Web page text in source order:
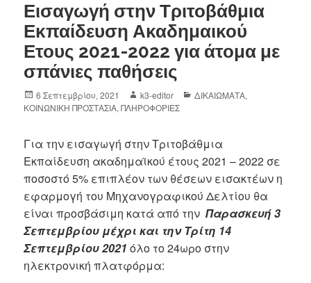
Εισαγωγή στην Τριτοβάθμια
Εκπαίδευση Ακαδημαικού
Ετους 2021-2022 για άτομα με
σπάνιες παθήσεις
6 Σεπτεμβρίου, 2021 k3-editor ΔΙΚΑΙΩΜΑΤΑ,
ΚΟΙΝΩΝΙΚΗ ΠΡΟΣΤΑΣΙΑ,ΠΛΗΡΟΦΟΡΙΕΣ
Για την εισαγωγή στην Τριτοβάθμια
Εκπαίδευση ακαδημαϊκού έτους 2021 – 2022 σε
ποσοστό 5% επιπλέον των θέσεων εισακτέων η
εφαρμογή του Μηχανογραφικού Δελτίου θα
είναι προσβάσιμη κατά από τηνΠαρασκευή 3
Σεπτεμβρίου μέχρι και την Τρίτη 14
Σεπτεμβρίου 2021όλο το 24ωρο στην
ηλεκτρονική πλατφόρμα: